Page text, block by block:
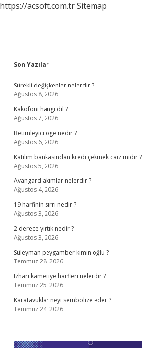
https://acsoft.com.trSitemap
Sidebar
Son Yazılar
Sürekli değişkenler nelerdir ?
Ağustos 8, 2026
Kakofoni hangi dil ?
Ağustos 7, 2026
Betimleyici öge nedir ?
Ağustos 6, 2026
Katılım bankasından kredi çekmek caiz midir ?
Ağustos 5, 2026
Avangard akımlar nelerdir ?
Ağustos 4, 2026
19 harfinin sırrı nedir ?
Ağustos 3, 2026
2 derece yırtık nedir ?
Ağustos 3, 2026
Süleyman peygamber kimin oğlu ?
Temmuz 28, 2026
Izharı kameriye harfleri nelerdir ?
Temmuz 25, 2026
Karatavuklar neyi sembolize eder ?
Temmuz 24, 2026